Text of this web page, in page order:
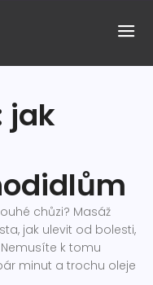
jak
chůzi? Masáž
jak ulevit od bolesti,
k tomu
minut a trochu oleje